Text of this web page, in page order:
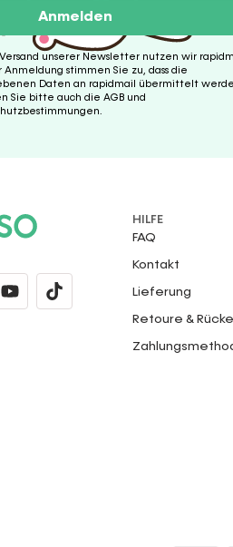
Anmelden
Versand unserer Newsletter nutzen wir
Anmeldung stimmen Sie zu, dass die
Daten an rapidmail übermittelt
Sie bitte auch die AGB und
HILFE
FAQ
Kontakt
Lieferung
Retoure &